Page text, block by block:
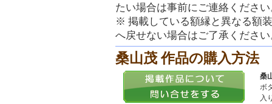
たい場合は事前にご連絡くださ
※ 掲載している額縁と異なる額
へ戻せない場合はご了承くださ
桑山茂 作品の購入方法
桑
ボ
入